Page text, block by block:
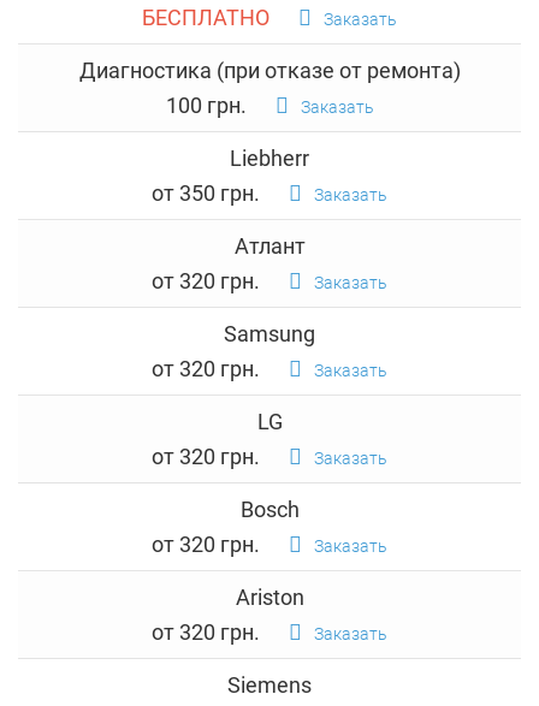
БЕСПЛАТНО
Заказать
Диагностика (при отказе от ремонта)
100 грн.
Заказать
Liebherr
от 350 грн.
Заказать
Атлант
от 320 грн.
Заказать
Samsung
от 320 грн.
Заказать
LG
от 320 грн.
Заказать
Bosch
от 320 грн.
Заказать
Ariston
от 320 грн.
Заказать
Siemens